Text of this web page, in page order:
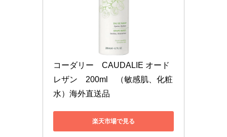
コーダリー　CAUDALIE オード
レザン　200ml　（敏感肌、化粧
水）海外直送品
楽天市場で見る